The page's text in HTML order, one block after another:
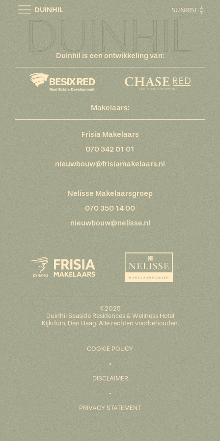
inhoud
DUINHIL SUNRISE
Duinhil is een ontwikkeling van:
Makelaars:
Frisia Makelaars
070 342 01 01
nieuwbouw@frisiamakelaars.nl
Nelisse Makelaarsgroep
070 350 14 00
nieuwbouw@nelisse.nl
©2025
Duinhil Seaside Residences & Wellness Hotel
Kijkduin, Den Haag. Alle rechten voorbehouden.
COOKIE POLICY
DISCLAIMER
PRIVACY STATEMENT